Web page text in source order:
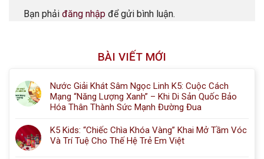
Bạn phải đăng nhập để gửi bình luận.
BÀI VIẾT MỚI
Nước Giải Khát Sâm Ngọc Linh K5: Cuộc Cách
Mạng “Năng Lượng Xanh” – Khi Di Sản Quốc Bảo
Hóa Thân Thành Sức Mạnh Đường Đua
K5 Kids: “Chiếc Chìa Khóa Vàng” Khai Mở Tầm Vóc
Và Trí Tuệ Cho Thế Hệ Trẻ Em Việt